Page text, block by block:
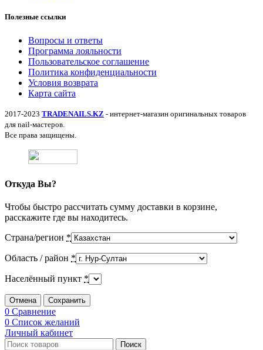
Полезные ссылки
Вопросы и ответы
Программа лояльности
Пользовательское соглашение
Политика конфиденциальности
Условия возврата
Карта сайта
2017-2023 TRADENAILS.KZ - интернет-магазин оригинальных товаров
для nail-мастеров.
Все права защищены.
Откуда Вы?
Чтобы быстро рассчитать сумму доставки в корзине,
расскажите где вы находитесь.
Страна/регион *
Область / район *
Населённый пункт *
Отмена Сохранить
0 Сравнение
0 Список желаний
Личный кабинет
Поиск